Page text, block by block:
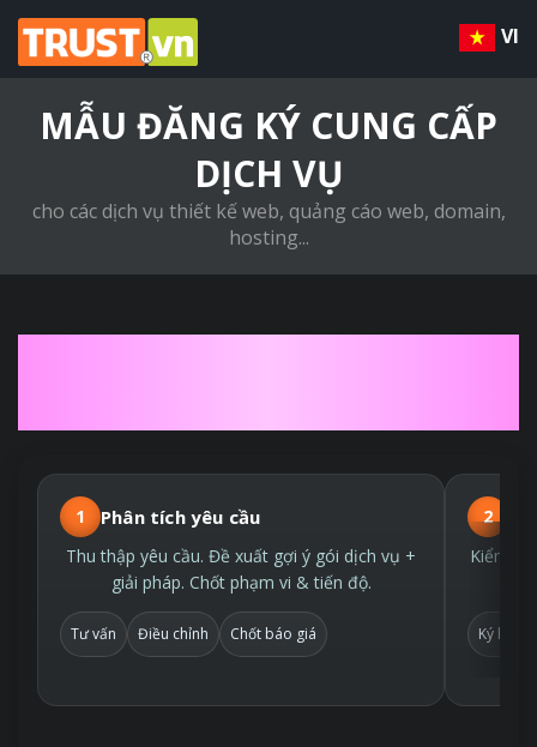
VI
MẪU ĐĂNG KÝ CUNG CẤP
DỊCH VỤ
cho các dịch vụ thiết kế web, quảng cáo web, domain,
hosting...
1 Phân tích yêu cầu
Thu thập yêu cầu. Đề xuất gợi ý gói dịch vụ +
giải pháp. Chốt phạm vi & tiến độ.
Tư vấn Điều chỉnh Chốt báo giá
2
Kiểm
Ký hợp